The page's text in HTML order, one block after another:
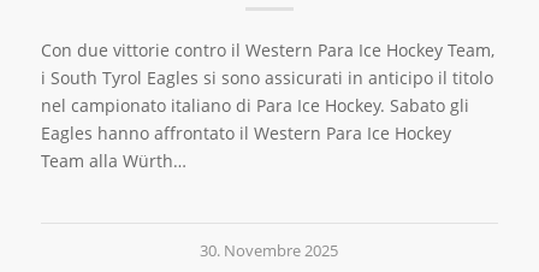
Con due vittorie contro il Western Para Ice Hockey Team,
i South Tyrol Eagles si sono assicurati in anticipo il titolo
nel campionato italiano di Para Ice Hockey. Sabato gli
Eagles hanno affrontato il Western Para Ice Hockey
Team alla Würth…
30. Novembre 2025